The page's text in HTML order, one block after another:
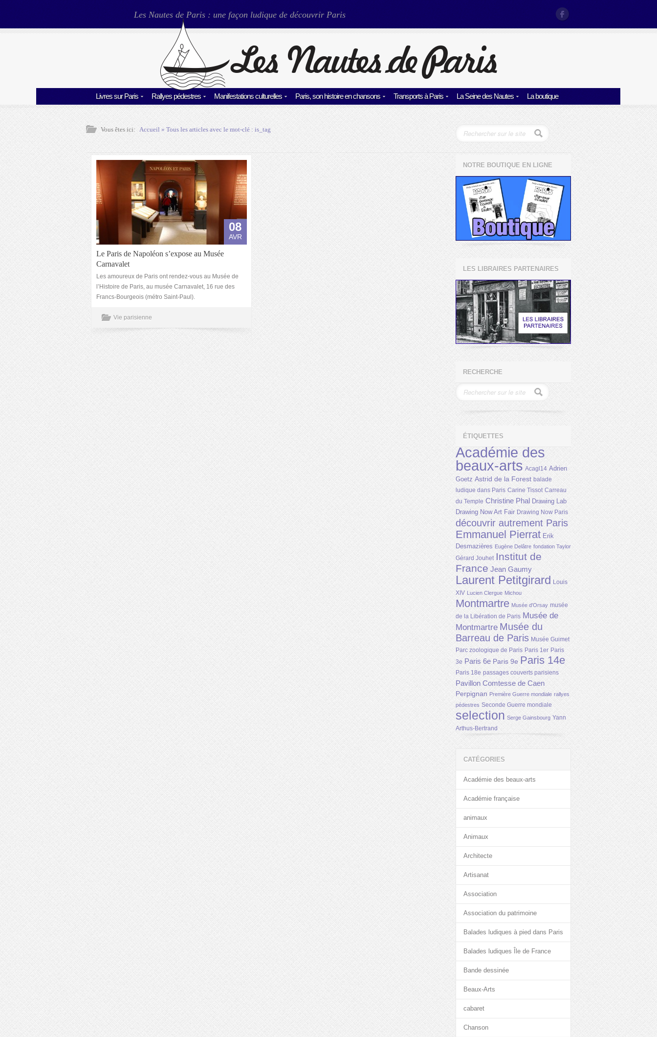
Les Nautes de Paris : une façon ludique de découvrir Paris
Livres sur Paris Rallyes pédestres Manifestations culturelles Paris, son histoire en chansons Transports à Paris La Seine des Nautes La boutique
Vous êtes ici: Accueil» Tous les articles avec le mot-clé :is_tag
08
AVR
Le Paris de Napoléon s’expose au Musée
Carnavalet
Les amoureux de Paris ont rendez-vous au Musée de
l’Histoire de Paris, au musée Carnavalet, 16 rue des
Francs-Bourgeois (métro Saint-Paul).
Vie parisienne
NOTRE BOUTIQUE EN LIGNE
LES LIBRAIRES PARTENAIRES
RECHERCHE
ÉTIQUETTES
Académie des
beaux-arts Acagl14 Adrien
Goetz Astrid de la Forest balade
ludique dans Paris Carine Tissot Carreau
du Temple Christine Phal Drawing Lab
Drawing Now Art Fair Drawing Now Paris
découvrir autrement Paris
Emmanuel Pierrat Erik
Desmazières Eugène Delâtre fondation Taylor
Gérard Jouhet Institut de
France Jean Gaumy
Laurent Petitgirard Louis
XIV Lucien Clergue Michou
Montmartre Musée d'Orsay musée
de la Libération de Paris Musée de
Montmartre Musée du
Barreau de Paris Musée Guimet
Parc zoologique de Paris Paris 1er Paris
3e Paris 6e Paris 9e Paris 14e
Paris 18e passages couverts parisiens
Pavillon Comtesse de Caen
Perpignan Première Guerre mondiale rallyes
pédestres Seconde Guerre mondiale
selection Serge Gainsbourg Yann
Arthus-Bertrand
CATÉGORIES
Académie des beaux-arts
Académie française
animaux
Animaux
Architecte
Artisanat
Association
Association du patrimoine
Balades ludiques à pied dans Paris
Balades ludiques Île de France
Bande dessinée
Beaux-Arts
cabaret
Chanson